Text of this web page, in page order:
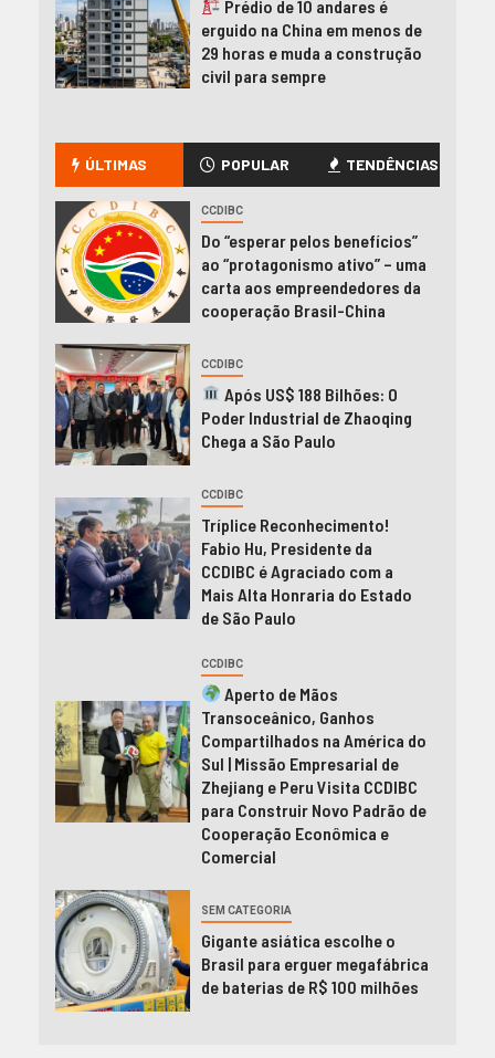
Prédio de 10 andares é
erguido na China em menos de
29 horas e muda a construção
civil para sempre
ÚLTIMAS POPULAR TENDÊNCIAS
CCDIBC
Do “esperar pelos benefícios”
ao “protagonismo ativo” – uma
carta aos empreendedores da
cooperação Brasil-China
CCDIBC
Após US$ 188 Bilhões: O
Poder Industrial de Zhaoqing
Chega a São Paulo
CCDIBC
Tríplice Reconhecimento!
Fabio Hu, Presidente da
CCDIBC é Agraciado com a
Mais Alta Honraria do Estado
de São Paulo
CCDIBC
Aperto de Mãos
Transoceânico, Ganhos
Compartilhados na América do
Sul | Missão Empresarial de
Zhejiang e Peru Visita CCDIBC
para Construir Novo Padrão de
Cooperação Econômica e
Comercial
SEM CATEGORIA
Gigante asiática escolhe o
Brasil para erguer megafábrica
de baterias de R$ 100 milhões